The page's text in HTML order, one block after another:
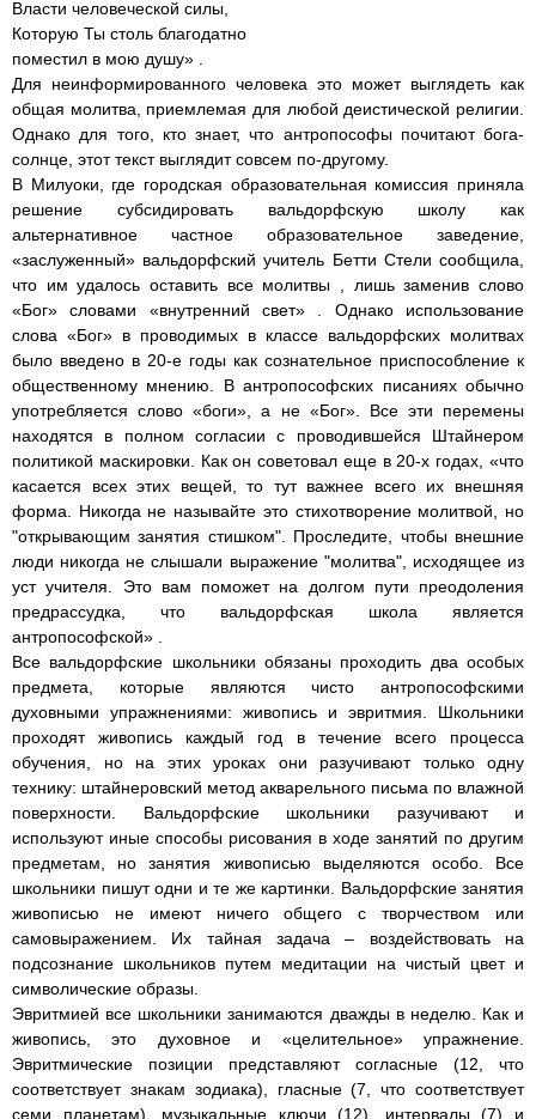
Власти человеческой силы,
Которую Ты столь благодатно
поместил в мою душу» .
Для неинформированного человека это может выглядеть как
общая молитва, приемлемая для любой деистической религии.
Однако для того, кто знает, что антропософы почитают бога-
солнце, этот текст выглядит совсем по-другому.
В Милуоки, где городская образовательная комиссия приняла
решение субсидировать вальдорфскую школу как
альтернативное частное образовательное заведение,
«заслуженный» вальдорфский учитель Бетти Стели сообщила,
что им удалось оставить все молитвы , лишь заменив слово
«Бог» словами «внутренний свет» . Однако использование
слова «Бог» в проводимых в классе вальдорфских молитвах
было введено в 20-е годы как сознательное приспособление к
общественному мнению. В антропософских писаниях обычно
употребляется слово «боги», а не «Бог». Все эти перемены
находятся в полном согласии с проводившейся Штайнером
политикой маскировки. Как он советовал еще в 20-х годах, «что
касается всех этих вещей, то тут важнее всего их внешняя
форма. Никогда не называйте это стихотворение молитвой, но
"открывающим занятия стишком". Проследите, чтобы внешние
люди никогда не слышали выражение "молитва", исходящее из
уст учителя. Это вам поможет на долгом пути преодоления
предрассудка, что вальдорфская школа является
антропософской» .
Все вальдорфские школьники обязаны проходить два особых
предмета, которые являются чисто антропософскими
духовными упражнениями: живопись и эвритмия. Школьники
проходят живопись каждый год в течение всего процесса
обучения, но на этих уроках они разучивают только одну
технику: штайнеровский метод акварельного письма по влажной
поверхности. Вальдорфские школьники разучивают и
используют иные способы рисования в ходе занятий по другим
предметам, но занятия живописью выделяются особо. Все
школьники пишут одни и те же картинки. Вальдорфские занятия
живописью не имеют ничего общего с творчеством или
самовыражением. Их тайная задача – воздействовать на
подсознание школьников путем медитации на чистый цвет и
символические образы.
Эвритмией все школьники занимаются дважды в неделю. Как и
живопись, это духовное и «целительное» упражнение.
Эвритмические позиции представляют согласные (12, что
соответствует знакам зодиака), гласные (7, что соответствует
семи планетам), музыкальные ключи (12), интервалы (7) и